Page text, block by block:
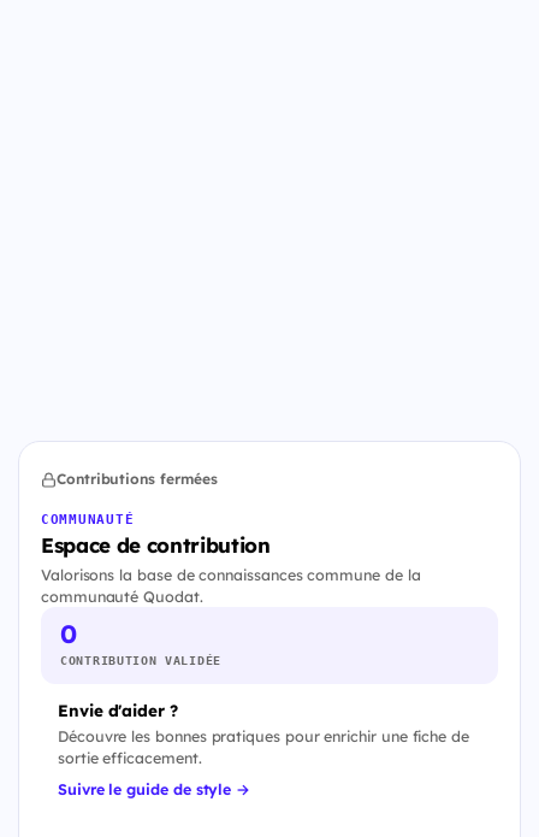
Contributions fermées
COMMUNAUTÉ
Espace de contribution
Valorisons la base de connaissances commune de la
communauté Quodat.
0
CONTRIBUTION VALIDÉE
Envie d'aider ?
Découvre les bonnes pratiques pour enrichir une fiche de
sortie efficacement.
Suivre le guide de style →